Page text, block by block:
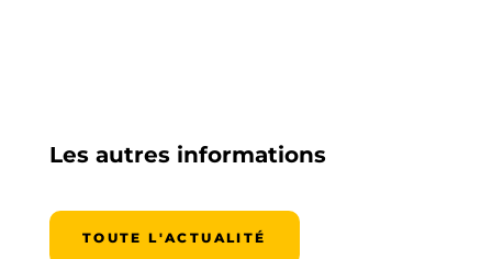
Les autres informations
TOUTE L'ACTUALITÉ